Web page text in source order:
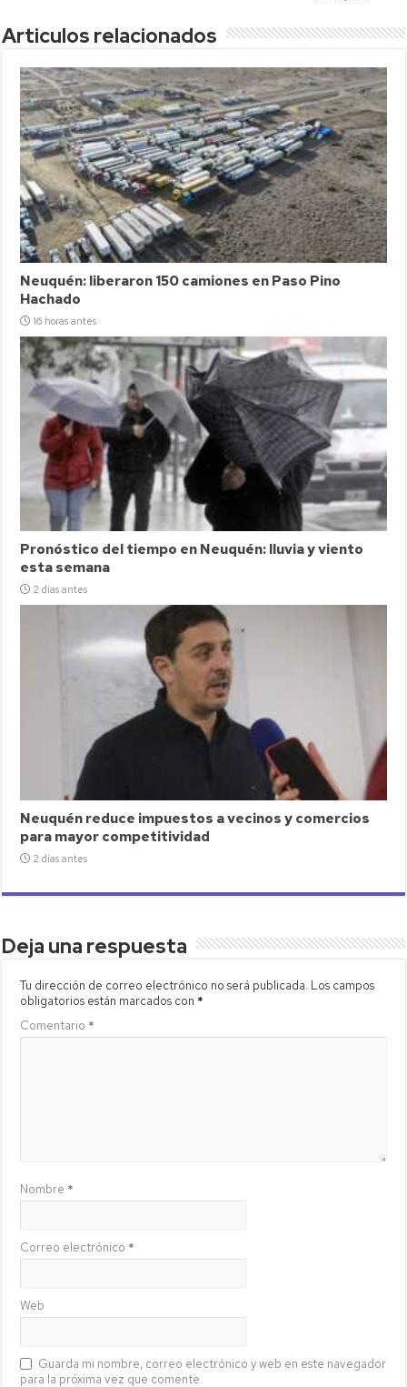
Articulos relacionados
Neuquén: liberaron 150 camiones en Paso Pino
Hachado
16 horas antes
Pronóstico del tiempo en Neuquén: lluvia y viento
esta semana
2 días antes
Neuquén reduce impuestos a vecinos y comercios
para mayor competitividad
2 días antes
Deja una respuesta
Tu dirección de correo electrónico no será publicada. Los campos
obligatorios están marcados con *
Comentario *
Nombre *
Correo electrónico *
Web
Guarda mi nombre, correo electrónico y web en este navegador
para la próxima vez que comente.